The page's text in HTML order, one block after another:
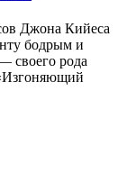
Джона Кийеса
бодрым и
своего рода